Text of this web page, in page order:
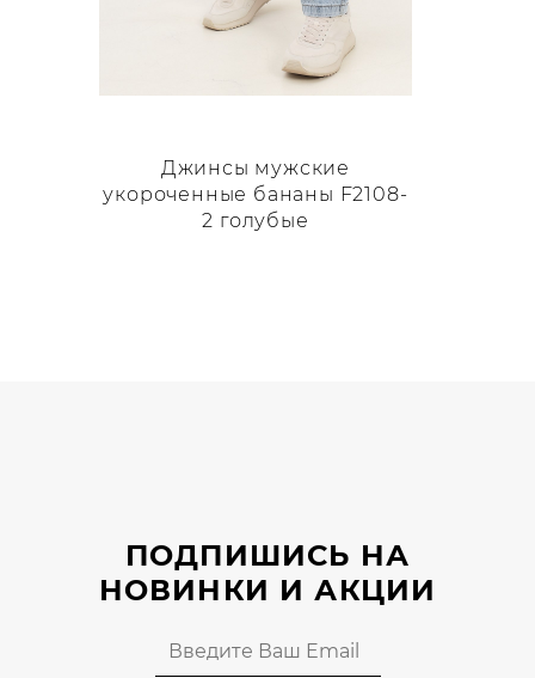
Джинсы мужские
укороченные бананы F2108-
2 голубые
товара.
ПОДПИШИСЬ НА
НОВИНКИ И АКЦИИ